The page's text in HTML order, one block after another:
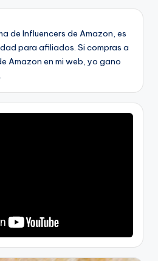
de Influencers de Amazon, es
para afiliados. Si compras a
Amazon en mi web, yo gano